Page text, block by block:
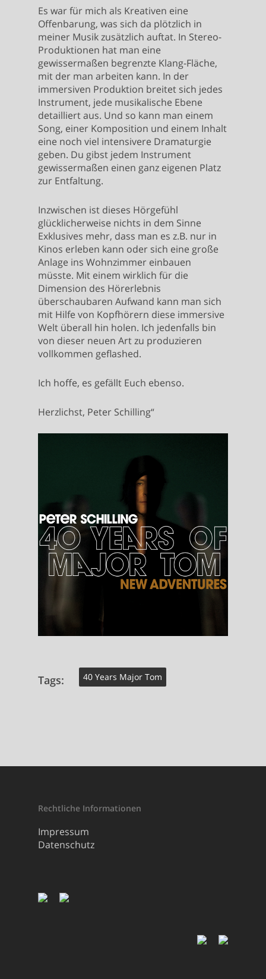
Es war für mich als Kreativen eine
Offenbarung, was sich da plötzlich in
meiner Musik zusätzlich auftat. In Stereo-
Produktionen hat man eine
gewissermaßen begrenzte Klang-Fläche,
mit der man arbeiten kann. In der
immersiven Produktion breitet sich jedes
Instrument, jede musikalische Ebene
detailliert aus. Und so kann man einem
Song, einer Komposition und einem Inhalt
eine noch viel intensivere Dramaturgie
geben. Du gibst jedem Instrument
gewissermaßen einen ganz eigenen Platz
zur Entfaltung.
Inzwischen ist dieses Hörgefühl
glücklicherweise nichts in dem Sinne
Exklusives mehr, dass man es z.B. nur in
Kinos erleben kann oder sich eine große
Anlage ins Wohnzimmer einbauen
müsste. Mit einem wirklich für die
Dimension des Hörerlebnis
überschaubaren Aufwand kann man sich
mit Hilfe von Kopfhörern diese immersive
Welt überall hin holen. Ich jedenfalls bin
von dieser neuen Art zu produzieren
vollkommen geflashed.
Ich hoffe, es gefällt Euch ebenso.
Herzlichst, Peter Schilling“
Tags: 40 Years Major Tom
Rechtliche Informationen
Impressum
Datenschutz